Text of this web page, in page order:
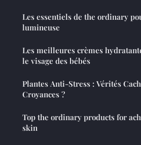
Les essentiels de the ordinary
lumineuse
Les meilleures crèmes
le visage des bébés
Plantes Anti-Stress : Vérités
Croyances ?
Top the ordinary products for
skin